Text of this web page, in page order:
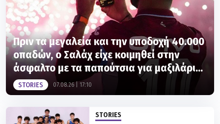
Πριν τα μεγαλεία και την υποδοχή 40.000
οπαδών, ο Σαλάχ είχε κοιμηθεί στην
άσφαλτο με τα παπούτσια για μαξιλάρι...
STORIES 07.08.26 | 17:10
STORIES